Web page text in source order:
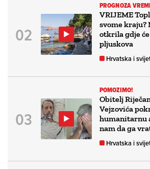
PROGNOZA
VRIJEME
svome kraju?
otkrila gdje
pljuskova
Hrvatska i
POMOZIMO!
Obitelj
Vejzovića
humanitarnu
nam da ga
Hrvatska i